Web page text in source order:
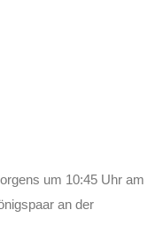
um 10:45 Uhr am
an der